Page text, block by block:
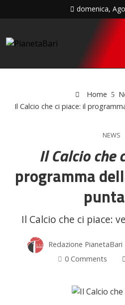
domenica,
Home
Il Calcio che ci piace: il
NEWS
Il Calcio che
programma
Il Calcio che ci piace:
Redazione PianetaBari
0 Comments